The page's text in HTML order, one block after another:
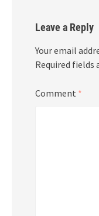
Leave a Reply
Your email
Required fields
Comment *